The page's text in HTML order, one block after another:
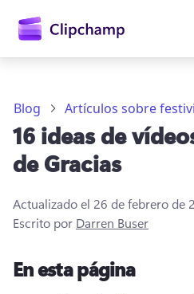
principal
Iniciar sesión
Blog Artículos sobre
16 ideas de
de Gracias
Actualizado el 26 de febrero de
Escrito por Darren Buser
En esta página